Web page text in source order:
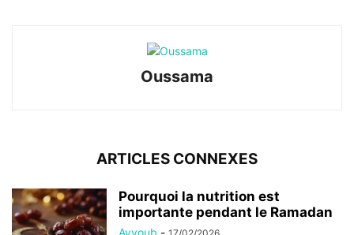
Oussama
ARTICLES CONNEXES
Pourquoi la nutrition est
importante pendant le Ramadan